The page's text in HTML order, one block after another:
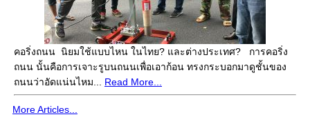
คอริ่งถนน นิยมใช้แบบไหน ในไทย? และต่างประเทศ? การคอริ่ง
ถนน นั้นคือการเจาะรูบนถนนเพื่อเอาก้อน ทรงกระบอกมาดูชั้นของ
ถนนว่าอัดแน่นไหม... Read More...
More Articles...